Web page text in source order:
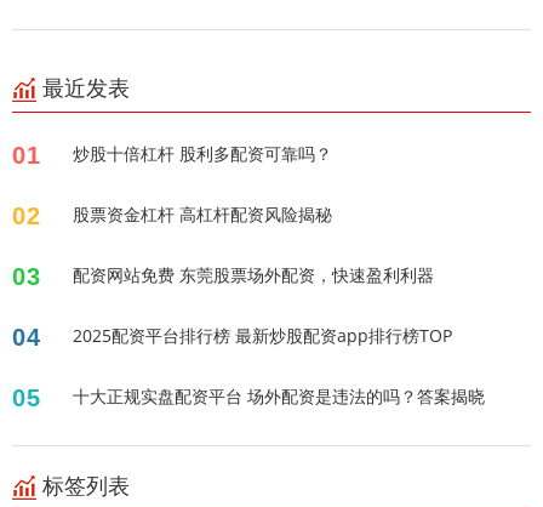
最近发表
01 炒股十倍杠杆 股利多配资可靠吗？
02 股票资金杠杆 高杠杆配资风险揭秘
03 配资网站免费 东莞股票场外配资，快速盈利利器
04 2025配资平台排行榜 最新炒股配资app排行榜TOP
05 十大正规实盘配资平台 场外配资是违法的吗？答案揭晓
标签列表